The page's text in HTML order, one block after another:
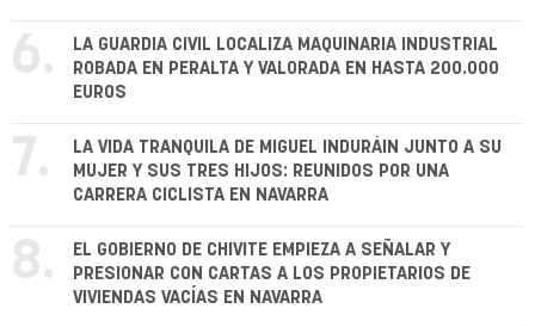
6.
LA GUARDIA CIVIL LOCALIZA MAQUINARIA INDUSTRIAL
ROBADA EN PERALTA Y VALORADA EN HASTA 200.000
EUROS
7.
LA VIDA TRANQUILA DE MIGUEL INDURÁIN JUNTO A SU
MUJER Y SUS TRES HIJOS: REUNIDOS POR UNA
CARRERA CICLISTA EN NAVARRA
8.
EL GOBIERNO DE CHIVITE EMPIEZA A SEÑALAR Y
PRESIONAR CON CARTAS A LOS PROPIETARIOS DE
VIVIENDAS VACÍAS EN NAVARRA